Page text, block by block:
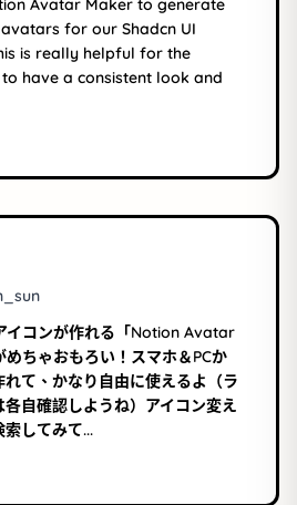
Avatar Maker to generate
for our Shadcn UI
is really helpful for the
have a consistent look and
イコンが作れる「Notion Avatar
ちゃおもろい！スマホ＆PCか
れて、かなり自由に使えるよ（ラ
各自確認しようね）アイコン変え
してみて...